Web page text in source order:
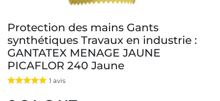
Protection des mains Gants
synthétiques Travaux en industrie :
GANTATEX MENAGE JAUNE
PICAFLOR 240 Jaune
1 avis